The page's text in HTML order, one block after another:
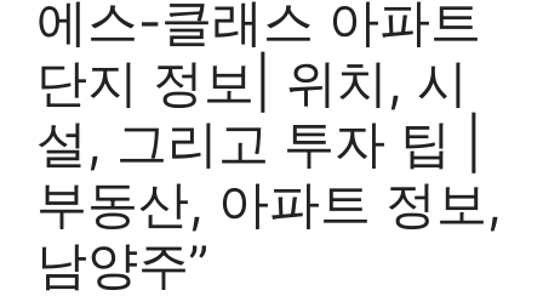
에스-클래스 아파트
단지 정보| 위치, 시
설, 그리고 투자 팁 |
부동산, 아파트 정보,
남양주”